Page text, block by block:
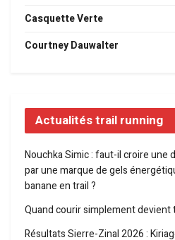
Casquette Verte
Courtney Dauwalter
Actualités trail running
Nouchka Simic : faut-il croire une
par une marque de gels
banane en trail ?
Quand courir simplement
Résultats Sierre-Zinal 2026 :